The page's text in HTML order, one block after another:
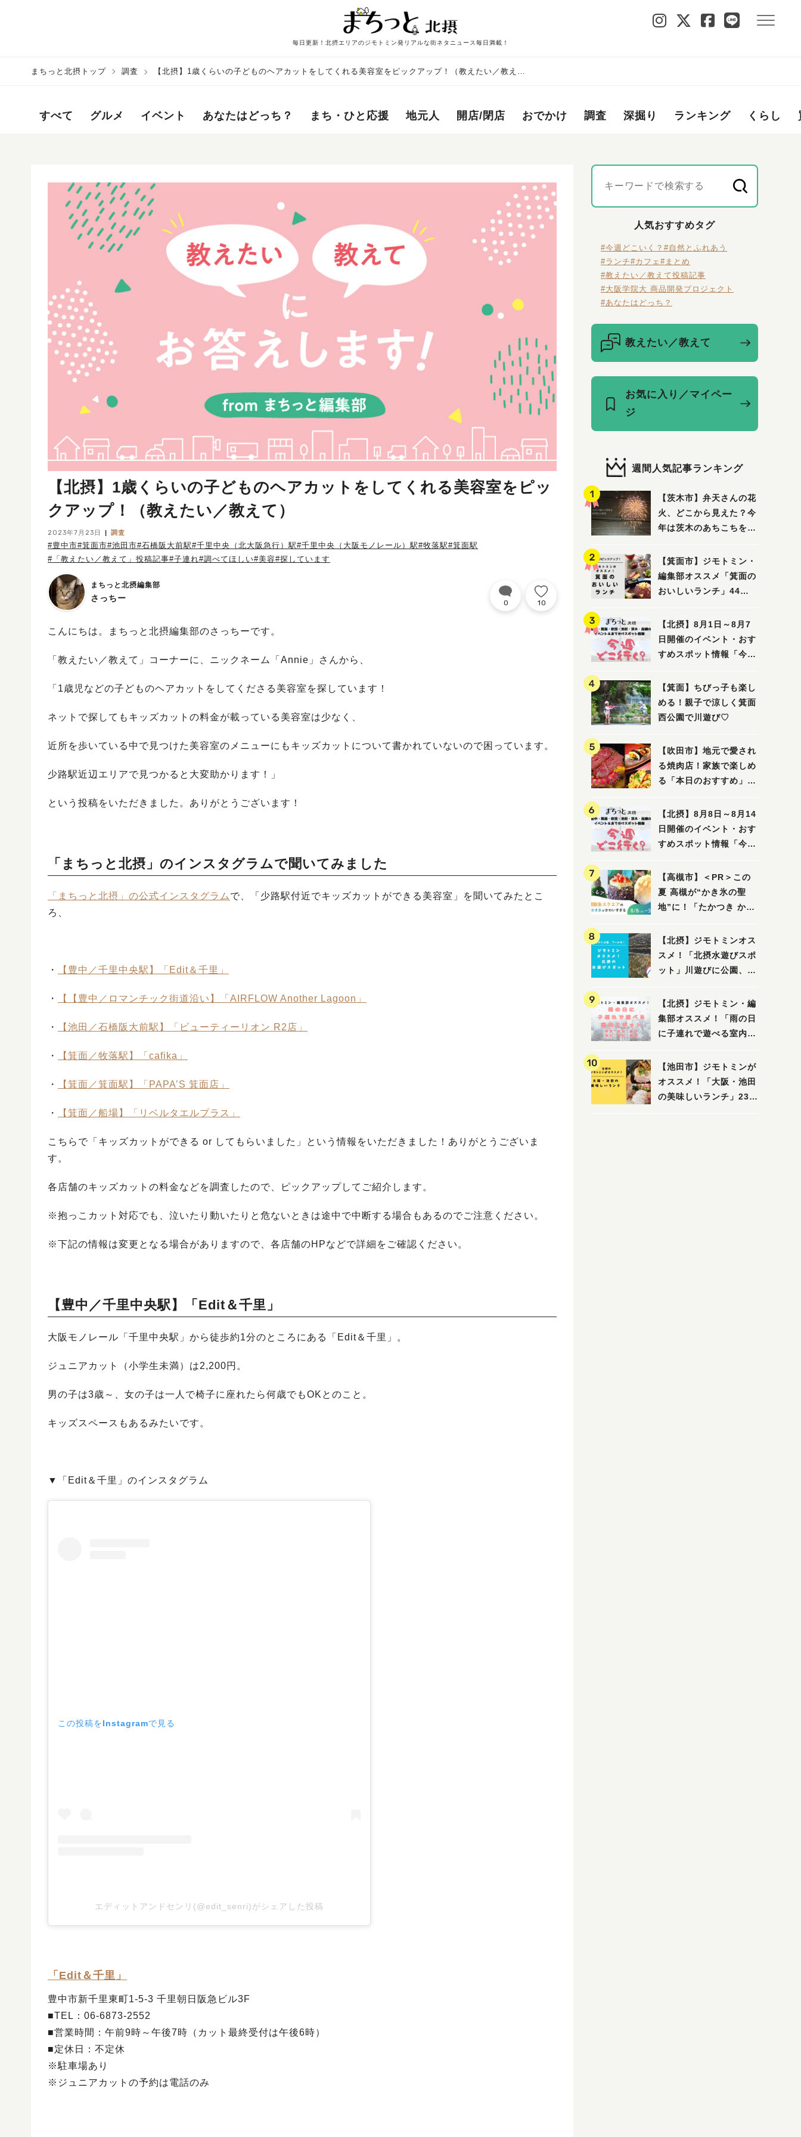
毎日更新！北摂エリアのジモトミン発リアルな街ネタニュース毎日満載！
まちっと北摂トップ 調査
【北摂】1歳くらいの子どものヘアカットをしてくれる美容室をピックアップ！（教えたい／教え
すべて グルメ イベント あなたはどっち？ まち・ひと応援 地元人 開店/閉店 おでかけ 調査 深掘り ランキング くらし
【北摂】1歳くらいの子どものヘアカットをしてくれる美容室をピッ
クアップ！（教えたい／教えて）
2023年7月23日 調査
#豊中市#箕面市#池田市#石橋阪大前駅#千里中央（北大阪急行）駅#千里中央（大阪モノレール）駅#牧落駅#箕面駅
#「教えたい／教えて」投稿記事#子連れ#調べてほしい#美容#探しています
まちっと北摂編集部
さっちー 0 10
こんにちは。まちっと北摂編集部のさっちーです。
「教えたい／教えて」コーナーに、ニックネーム「Annie」さんから、
「1歳児などの子どものヘアカットをしてくださる美容室を探しています！
ネットで探してもキッズカットの料金が載っている美容室は少なく、
近所を歩いている中で見つけた美容室のメニューにもキッズカットについて書かれていないので困っています。
少路駅近辺エリアで見つかると大変助かります！」
という投稿をいただきました。ありがとうございます！
「まちっと北摂」のインスタグラムで聞いてみました
「まちっと北摂」の公式インスタグラム で、「少路駅付近でキッズカットができる美容室」を聞いてみたとこ
ろ、
・ 【豊中／千里中央駅】「Edit＆千里」
・ 【【豊中／ロマンチック街道沿い】「AIRFLOW Another Lagoon」
・ 【池田／石橋阪大前駅】「ビューティーリオン R2店」
・ 【箕面／牧落駅】「cafika」
・ 【箕面／箕面駅】「PAPA’S 箕面店」
・ 【箕面／船場】「リベルタエルプラス」
こちらで「キッズカットができる or してもらいました」という情報をいただきました！ありがとうございま
す。
各店舗のキッズカットの料金などを調査したので、ピックアップしてご紹介します。
※抱っこカット対応でも、泣いたり動いたりと危ないときは途中で中断する場合もあるのでご注意ください。
※下記の情報は変更となる場合がありますので、各店舗のHPなどで詳細をご確認ください。
【豊中／千里中央駅】「Edit＆千里」
大阪モノレール「千里中央駅」から徒歩約1分のところにある「Edit＆千里」。
ジュニアカット（小学生未満）は2,200円。
男の子は3歳～、女の子は一人で椅子に座れたら何歳でもOKとのこと。
キッズスペースもあるみたいです。
▼「Edit＆千里」のインスタグラム
この投稿をInstagramで見る
エディットアンドセンリ(@edit_senri)がシェアした投稿
「Edit＆千里」
豊中市新千里東町1-5-3 千里朝日阪急ビル3F
■TEL：06-6873-2552
■営業時間：午前9時～午後7時（カット最終受付は午後6時）
■定休日：不定休
※駐車場あり
※ジュニアカットの予約は電話のみ
人気おすすめタグ
#今週どこいく？ #自然とふれあう
#ランチ#カフェ #まとめ
#教えたい／教えて投稿記事
#大阪学院大 商品開発プロジェクト
#あなたはどっち？
教えたい／教えて
お気に入り／マイペー
ジ
週間人気記事ランキング
【茨木市】弁天さんの花
火、どこから見えた？今
年は茨木のあちこちを巡
【箕面市】ジモトミン・
編集部オススメ「箕面の
おいしいランチ」44
から穴場まで！〜
【北摂】8月1日～8月7
日開催のイベント・おす
すめスポット情報「今週
面・吹田・池田・茨木・
高槻）
【箕面】ちびっ子も楽し
める！親子で涼しく箕面
西公園で川遊び♡
【吹田市】地元で愛され
る焼肉店！家族で楽しめ
る「本日のおすすめ」で
【北摂】8月8日～8月14
日開催のイベント・おす
すめスポット情報「今週
面・吹田・池田・茨木・
高槻）
【高槻市】＜PR＞この
夏 高槻が“かき氷の聖
地”に！「たかつき かき
8日（土）～31日（月）
【北摂】ジモトミンオス
スメ！「北摂水遊びスポ
ット」川遊びに公園、プ
吹田・茨木・高槻）
【北摂】ジモトミン・編
集部オススメ！「雨の日
に子連れで遊べる室内ス
箕面・吹田・豊中・茨
木・池田）
【池田市】ジモトミンが
オススメ！「大阪・池田
の美味しいランチ」23